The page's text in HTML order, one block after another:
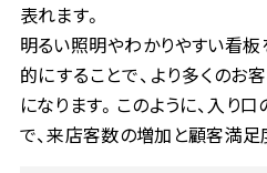
表れます。
明るい照明やわかりやすい看板
的にすることで、より多くのお
になります。このように、入り
で、来店客数の増加と顧客満足